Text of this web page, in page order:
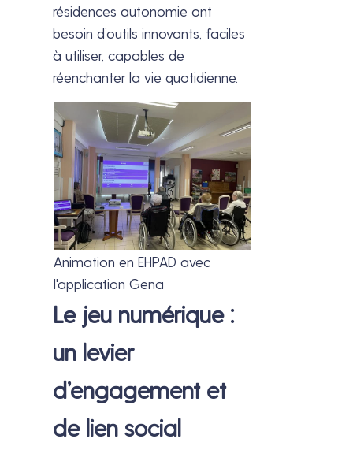
résidences autonomie ont
besoin d’outils innovants, faciles
à utiliser, capables de
réenchanter la vie quotidienne.
Animation en EHPAD avec
l'application Gena
Le jeu numérique :
un levier
d’engagement et
de lien social